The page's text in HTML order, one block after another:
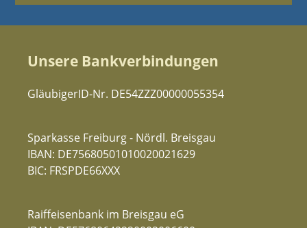
Unsere Bankverbindungen
GläubigerID-Nr. DE54ZZZ00000055354
Sparkasse Freiburg - Nördl. Breisgau
IBAN: DE75680501010020021629
BIC: FRSPDE66XXX
Raiffeisenbank im Breisgau eG